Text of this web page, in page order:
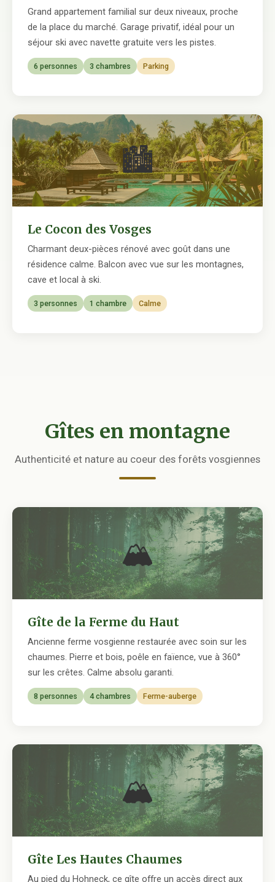
Grand appartement familial sur deux niveaux, proche
de la place du marché. Garage privatif, idéal pour un
séjour ski avec navette gratuite vers les pistes.
6 personnes 3 chambres Parking
🏙
Le Cocon des Vosges
Charmant deux-pièces rénové avec goût dans une
résidence calme. Balcon avec vue sur les montagnes,
cave et local à ski.
3 personnes 1 chambre Calme
Gîtes en montagne
Authenticité et nature au coeur des forêts vosgiennes
🏔
Gîte de la Ferme du Haut
Ancienne ferme vosgienne restaurée avec soin sur les
chaumes. Pierre et bois, poêle en faïence, vue à 360°
sur les crêtes. Calme absolu garanti.
8 personnes 4 chambres Ferme-auberge
🏔
Gîte Les Hautes Chaumes
Au pied du Hohneck, ce gîte offre un accès direct aux